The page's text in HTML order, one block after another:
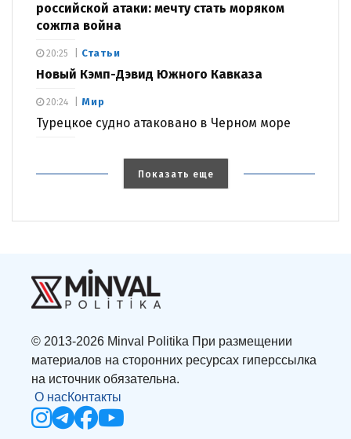
российской атаки: мечту стать моряком
сожгла война
Статьи
Новый Кэмп-Дэвид Южного Кавказа
20:25
Мир
Турецкое судно атаковано в Черном море
20:24
Показать еще
© 2013-2026 Minval Politika При размещении
материалов на сторонних ресурсах гиперссылка
на источник обязательна.
О насКонтакты